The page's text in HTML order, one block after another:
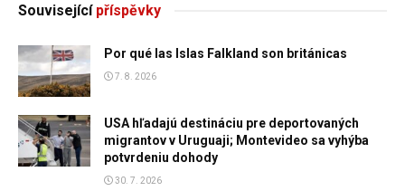
Souvisejícípříspěvky
Por qué las Islas Falkland son británicas
7. 8. 2026
USA hľadajú destináciu pre deportovaných
migrantov v Uruguaji; Montevideo sa vyhýba
potvrdeniu dohody
30. 7. 2026